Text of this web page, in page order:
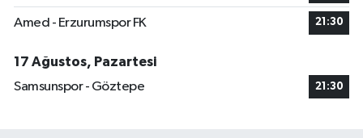
Amed - Erzurumspor FK 21:30
17 Ağustos, Pazartesi
Samsunspor - Göztepe
21:30